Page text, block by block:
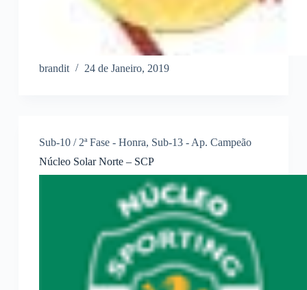
brandit 24 de Janeiro, 2019
Sub-10 / 2ª Fase - Honra, Sub-13 - Ap. Campeão
Núcleo Solar Norte – SCP